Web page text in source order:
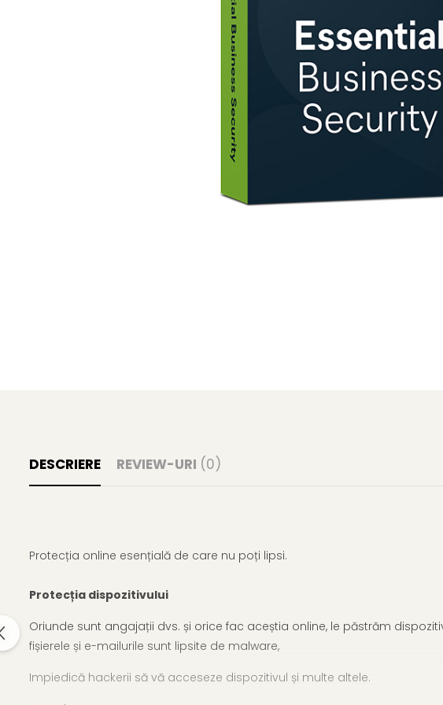
DESCRIERE REVIEW-URI (0)
Protecția online esențială de care nu poți lipsi.
Protecția dispozitivului
Oriunde sunt angajații dvs. și orice fac aceștia online, le păstrăm
fișierele și e-mailurile sunt lipsite de malware,
Impiedică hackerii să vă acceseze dispozitivul și multe altele.